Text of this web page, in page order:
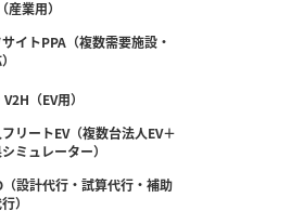
業用）
イトPPA（複数需要施設・
（EV用）
リートEV（複数台法人EV＋
ミュレーター）
設計代行・試算代行・補助
）